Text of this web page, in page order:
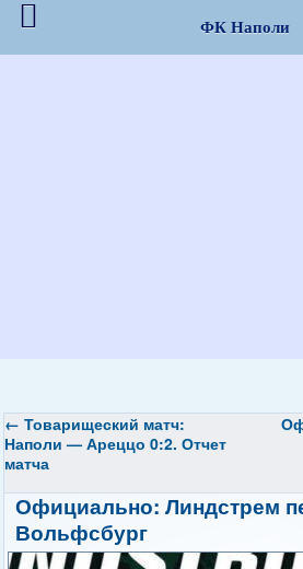
← Товарищеский матч:
Наполи — Ареццо 0:2. Отчет
матча
Официально: Линдстрем
Вольфсбург
ФК Наполи